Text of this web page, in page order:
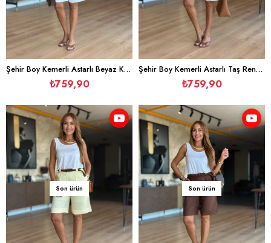
Şehir Boy Kemerli Astarlı Beyaz Keten Şort
₺759,90
Şehir Boy Kemerli Astarlı Taş Rengi Keten Şort
₺759,90
Son ürün Son ürün